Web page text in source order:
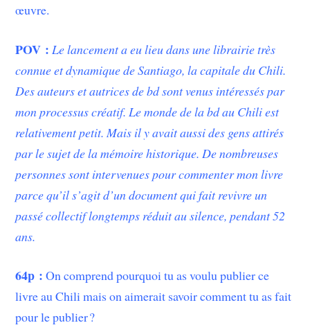
œuvre.
POV : Le lancement a eu lieu dans une librairie très
connue et dynamique de Santiago, la capitale du Chili.
Des auteurs et autrices de bd sont venus intéressés par
mon processus créatif. Le monde de la bd au Chili est
relativement petit. Mais il y avait aussi des gens attirés
par le sujet de la mémoire historique. De nombreuses
personnes sont intervenues pour commenter mon livre
parce qu’il s’agit d’un document qui fait revivre un
passé collectif longtemps réduit au silence, pendant 52
ans.
64p : On comprend pourquoi tu as voulu publier ce
livre au Chili mais on aimerait savoir comment tu as fait
pour le publier ?